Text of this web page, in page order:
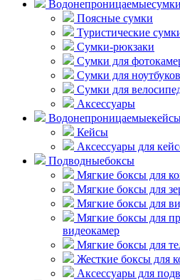
Водонепроницаемыесумки
Поясные сумки
Туристические
Сумки-рюкзаки
Сумки для
Сумки для ноутбуков
Сумки для
Аксессуары
Водонепроницаемые
Кейсы
Аксессуары для
Подводныебоксы
Мягкие боксы для
Мягкие боксы для
Мягкие боксы для
Мягкие боксы для
видеокамер
Мягкие боксы для
Жесткие боксы для
Аксессуары для